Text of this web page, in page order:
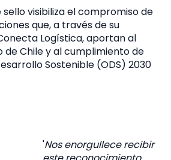
sello visibiliza el compromiso de
que, a través de su
Logística, aportan al
Chile y al cumplimiento de
Sostenible (ODS) 2030
'Nos enorgullece recibir